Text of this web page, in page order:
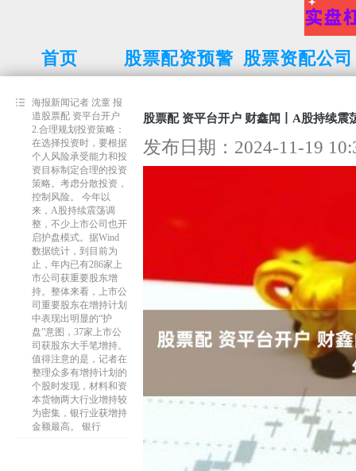
首页
股票配资预警 股票资配公司
海报新闻记者 沈童 报
道股票配 资平台开户
2.合理规划投资策略：
在选择投资时，要根据
个人风险承受能力和投
资目标制定合理的投资
策略。考虑分散投资，
控制风险。 今年以
来，A股持续震荡调
整，不少上市公司也开
启护盘模式。据Wind
数据统计，到目前为
止，年内已有286家上
市公司获重要股东增
持。整体来看，上市公
司重要股东在增持计划
中表现出明显的“护
盘”意图，37家上市公
司获股东大手笔增持。
值得注意的是，记者在
整理众多有增持计划的
个股时发现，材料和资
本货物两大行业增持较
为密集，银行业获增持
金额最高。 银行
股票配 资平台开户 财鑫闻丨A股持续震
发布日期：2024-11-19